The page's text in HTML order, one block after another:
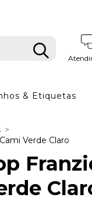
& Etiquetas
>
Verde Claro